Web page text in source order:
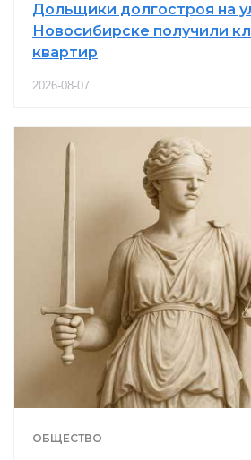
Дольщики долгостроя на
Новосибирске получили
квартир
2026-08-07
ОБЩЕСТВО